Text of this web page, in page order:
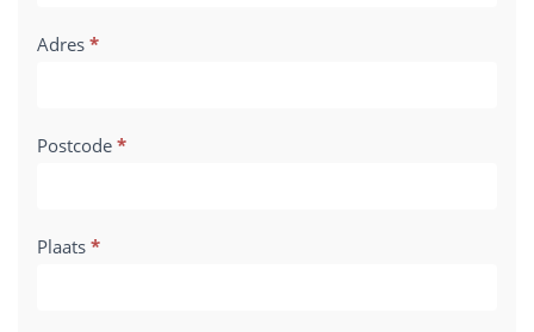
Adres *
Postcode *
Plaats *